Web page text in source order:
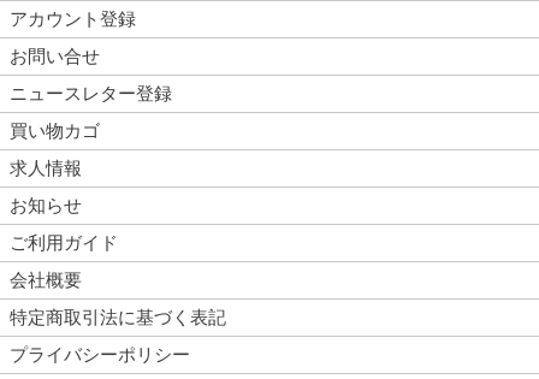
アカウント登録
お問い合せ
ニュースレター登録
買い物カゴ
求人情報
お知らせ
ご利用ガイド
会社概要
特定商取引法に基づく表記
プライバシーポリシー